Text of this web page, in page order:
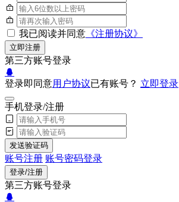
我已阅读并同意 《注册协议》
立即注册
第三方账号登录
登录即同意用户协议已有账号？ 立即登录
手机登录/注册
发送验证码
账号注册 账号密码登录
登录/注册
第三方账号登录